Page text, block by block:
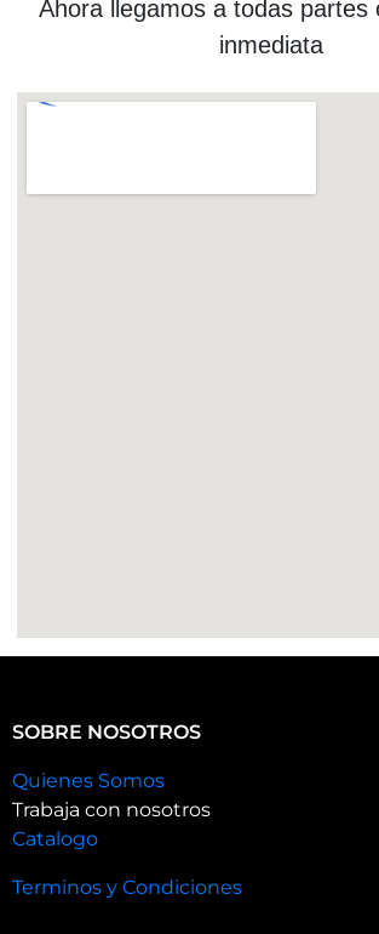
Ahora llegamos a todas partes
inmediata
SOBRE NOSOTROS
Quienes Somos
Trabaja con nosotros
Catalogo
Terminos y Condiciones